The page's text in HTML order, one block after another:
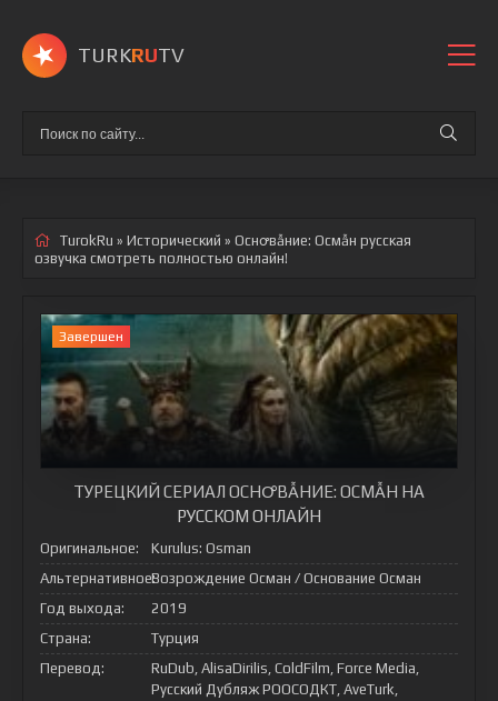
TURKRUTV
TurokRu » Исторический » Оснꝍвẫние: Осмẫн русская
озвучка смотреть полностью онлайн!
Завершен
ТУРЕЦКИЙ СЕРИАЛ ОСНꝌВẪНИЕ: ОСМẪН НА
РУССКОМ ОНЛАЙН
Оригинальное:
Kurulus: Osman
Альтернативное:Возрождение Осман / Основание Осман
Год выхода:
2019
Страна:
Турция
Перевод:
RuDub, AlisaDirilis, ColdFilm, Force Media,
Русский Дубляж РООСОДКТ, AveTurk,